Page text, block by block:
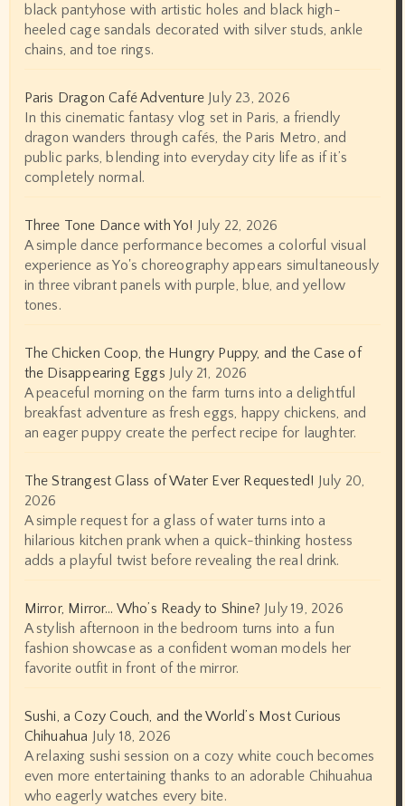
black pantyhose with artistic holes and black high-
heeled cage sandals decorated with silver studs, ankle
chains, and toe rings.
Paris Dragon Café Adventure July 23, 2026
In this cinematic fantasy vlog set in Paris, a friendly
dragon wanders through cafés, the Paris Metro, and
public parks, blending into everyday city life as if it’s
completely normal.
Three Tone Dance with Yo! July 22, 2026
A simple dance performance becomes a colorful visual
experience as Yo's choreography appears simultaneously
in three vibrant panels with purple, blue, and yellow
tones.
The Chicken Coop, the Hungry Puppy, and the Case of
the Disappearing Eggs July 21, 2026
A peaceful morning on the farm turns into a delightful
breakfast adventure as fresh eggs, happy chickens, and
an eager puppy create the perfect recipe for laughter.
The Strangest Glass of Water Ever Requested! July 20,
2026
A simple request for a glass of water turns into a
hilarious kitchen prank when a quick-thinking hostess
adds a playful twist before revealing the real drink.
Mirror, Mirror… Who’s Ready to Shine? July 19, 2026
A stylish afternoon in the bedroom turns into a fun
fashion showcase as a confident woman models her
favorite outfit in front of the mirror.
Sushi, a Cozy Couch, and the World’s Most Curious
Chihuahua July 18, 2026
A relaxing sushi session on a cozy white couch becomes
even more entertaining thanks to an adorable Chihuahua
who eagerly watches every bite.